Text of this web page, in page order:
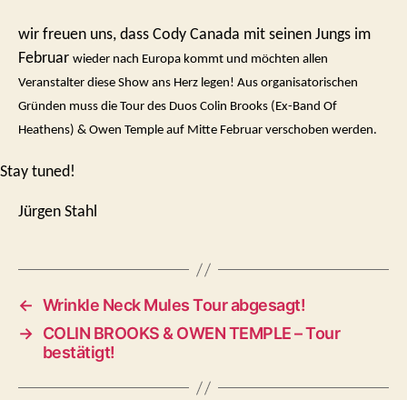
Januar
Februar
unterwegs
–
Colin
Februar
wir freuen uns, dass Cody Canada mit seinen Jungs im
Februar wieder nach Europa kommt und möchten allen
Veranstalter diese Show ans Herz legen! Aus organisatorischen
Gründen muss die Tour des Duos Colin Brooks (Ex-Band Of
Heathens) & Owen Temple auf Mitte Februar verschoben werden.
Stay tuned!
Jürgen Stahl
← Wrinkle Neck Mules Tour abgesagt!
→ COLIN BROOKS & OWEN TEMPLE – Tour
bestätigt!